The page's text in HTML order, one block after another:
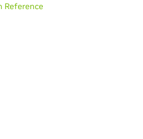
Reference